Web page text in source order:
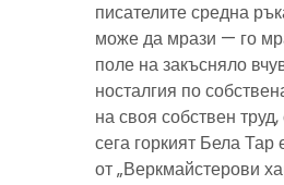
писателите средна
може да мрази — го
поле на закъсняло
носталгия по
на своя собствен
сега горкият Бела
от „Веркмайстерови